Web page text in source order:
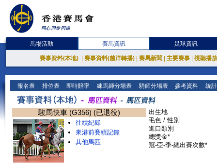
馬場活動 賽馬資訊 足球資訊
賽事資料(本地) 賽事資料(越洋轉播) 賽馬新聞 主要賽事 視聽播
報名表 排位表 即時賠率 練馬師分場表 騎師分場表 參考資料 統
駿馬快車 (G356) (已退役)
往績紀錄
來港前賽績記錄
其他馬匹
出生地
毛色 / 性別
進口類別
總獎金*
冠-亞-季-總出賽次數*